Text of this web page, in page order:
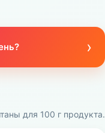
›
для 100 г продукта.